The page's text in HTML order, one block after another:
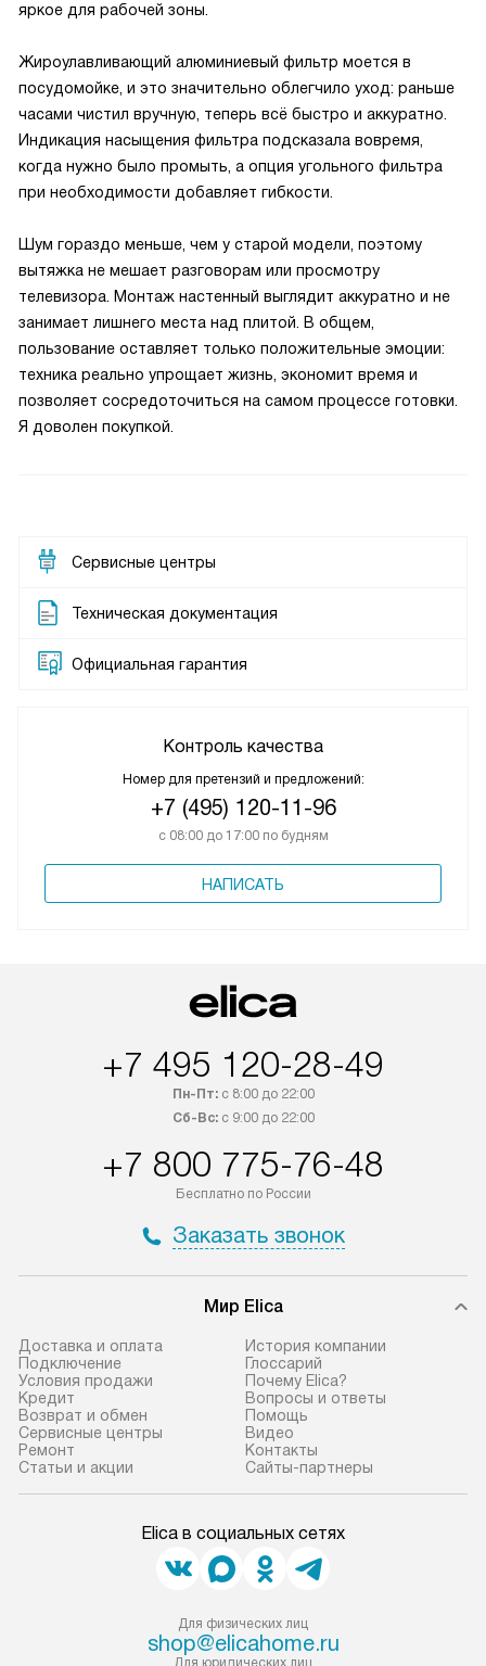
яркое для рабочей зоны.
Жироулавливающий алюминиевый фильтр моется в
посудомойке, и это значительно облегчило уход: раньше
часами чистил вручную, теперь всё быстро и аккуратно.
Индикация насыщения фильтра подсказала вовремя,
когда нужно было промыть, а опция угольного фильтра
при необходимости добавляет гибкости.
Шум гораздо меньше, чем у старой модели, поэтому
вытяжка не мешает разговорам или просмотру
телевизора. Монтаж настенный выглядит аккуратно и не
занимает лишнего места над плитой. В общем,
пользование оставляет только положительные эмоции:
техника реально упрощает жизнь, экономит время и
позволяет сосредоточиться на самом процессе готовки.
Я доволен покупкой.
Сервисные центры
Техническая документация
Официальная гарантия
Контроль качества
Номер для претензий и предложений:
+7 (495) 120-11-96
с 08:00 до 17:00 по будням
НАПИСАТЬ
+7 495 120-28-49
Пн-Пт:с 8:00 до 22:00
Сб-Вс:с 9:00 до 22:00
+7 800 775-76-48
Бесплатно по России
Заказать звонок
Мир Elica
Доставка и оплата
Подключение
Условия продажи
Кредит
Возврат и обмен
Сервисные центры
Ремонт
Статьи и акции
История компании
Глоссарий
Почему Elica?
Вопросы и ответы
Помощь
Видео
Контакты
Сайты-партнеры
Elica в социальных сетях
Для физических лиц
shop@elicahome.ru
Для юридических лиц